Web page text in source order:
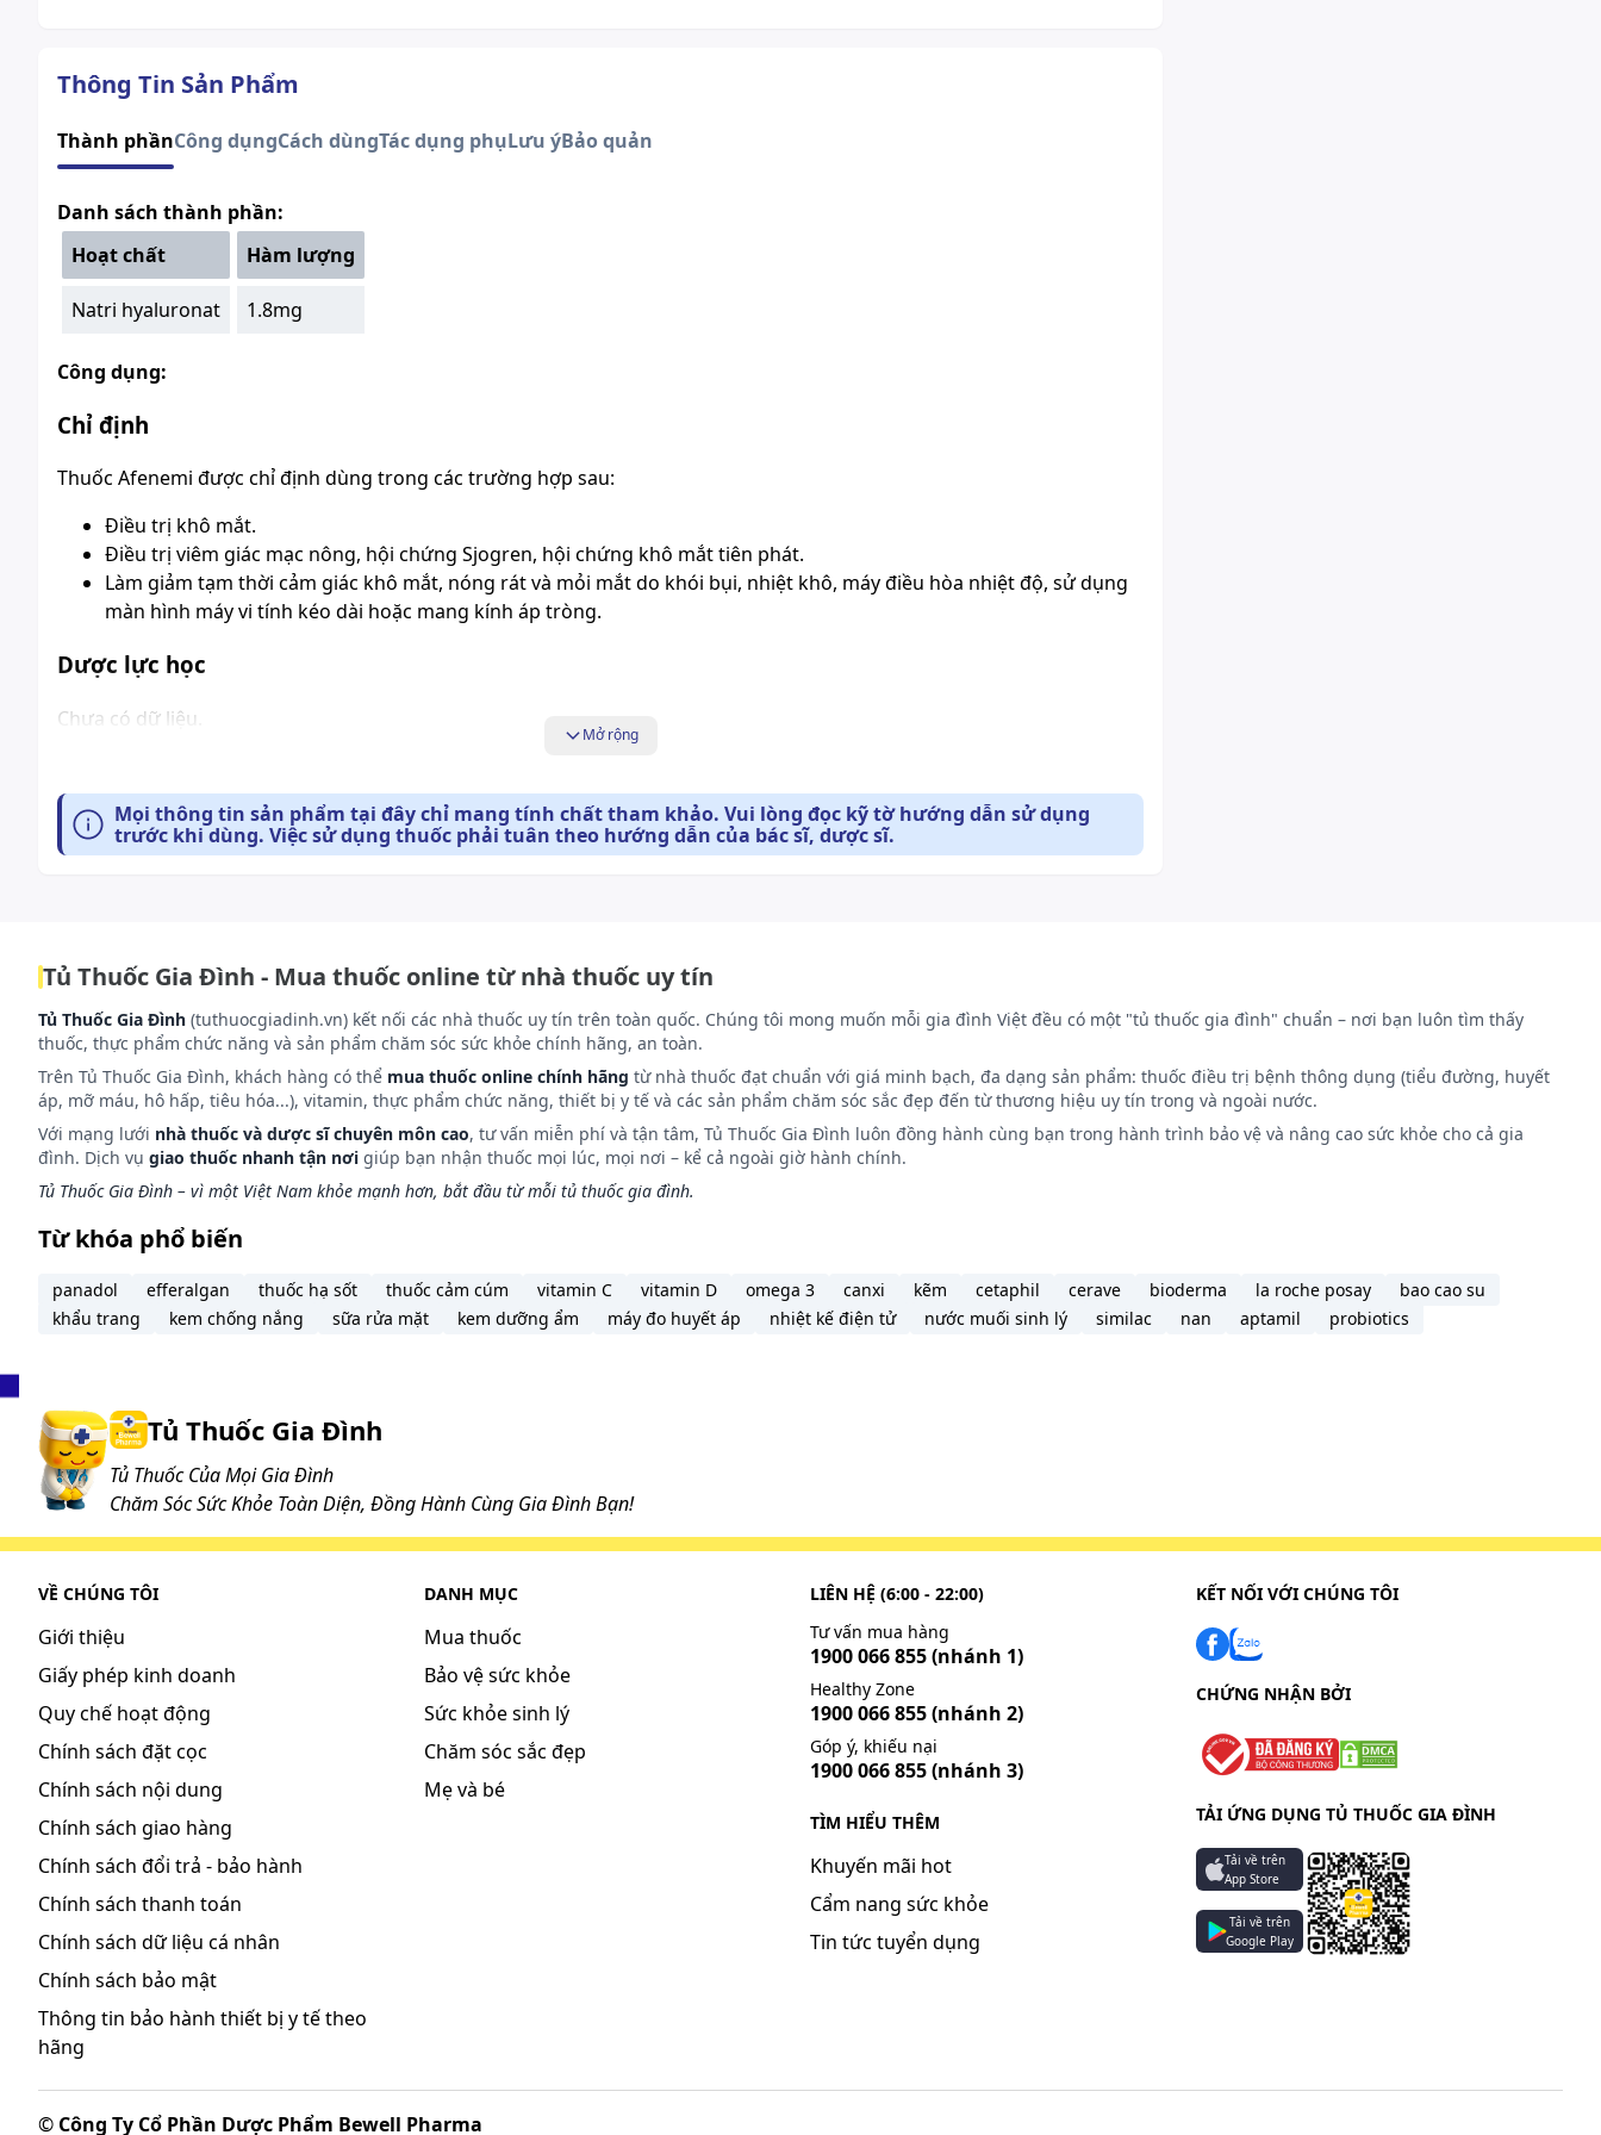
Thông Tin Sản Phẩm
Thành phầnCông dụngCách dùngTác dụng phụLưu ýBảo quản
Danh sách thành phần:
Hoạt chất
Hàm lượng
Natri hyaluronat 1.8mg
Công dụng:
Chỉ định
Thuốc Afenemi được chỉ định dùng trong các trường hợp sau:
Điều trị khô mắt.
Điều trị viêm giác mạc nông, hội chứng Sjogren, hội chứng khô mắt tiên phát.
Làm giảm tạm thời cảm giác khô mắt, nóng rát và mỏi mắt do khói bụi, nhiệt khô, máy điều hòa nhiệt độ, sử dụng
màn hình máy vi tính kéo dài hoặc mang kính áp tròng.
Dược lực học
Chưa có dữ liệu.
Chưa có dữ liệu.
Thuốc dùng nhỏ mắt.
Liều dùng
Liều dùng cụ thể tùy thuộc vào thể trạng và mức độ diễn tiến của bệnh. Để có liều dùng phù hợp, bạn cần tham khảo ý
kiến bác sĩ hoặc chuyên viên y tế.
Làm gì khi dùng quá liều?
Trong trường hợp khẩn cấp, hãy gọi ngay cho Trung tâm cấp cứu 115 hoặc đến trạm Y tế địa phương gần nhất.
Bổ sung liều ngay khi nhớ ra. Tuy nhiên, nếu thời gian giãn cách với liều tiếp theo quá ngắn thì bỏ qua liều đã quên và
Thông báo cho thầy thuốc các tác dụng không mong muốn gặp phải khi sử dụng thuốc.
Những lưu ý khi sử dụng:
Trước khi sử dụng thuốc bạn cần đọc kỹ hướng dẫn sử dụng và tham khảo thông tin bên dưới.
Chống chỉ định
Thuốc Afenemi chống chỉ định trong các trường hợp sau:
Thận trọng khi sử dụng
Vui lòng xem thêm các thông tin về thuốc trong tờ hướng dẫn sử dụng thuốc đính kèm sản phẩm.
Ảnh hưởng của thuốc lên khả năng lái xe và vận hành máy móc
Chưa rõ ảnh hưởng của thuốc.
Sử dụng thuốc cho phụ nữ trong thời kỳ mang thai và cho con bú
Tuân theo chỉ định từ bác sĩ. Chỉ nên dùng thuốc khi lợi ích vượt trội nguy cơ có thể xảy ra.
Tương tác thuốc có thể ảnh hưởng đến hoạt động của thuốc hoặc gây ra các tác dụng phụ.
Mở rộng
Mọi thông tin sản phẩm tại đây chỉ mang tính chất tham khảo. Vui lòng đọc kỹ tờ hướng dẫn sử dụng
trước khi dùng. Việc sử dụng thuốc phải tuân theo hướng dẫn của bác sĩ, dược sĩ.
Tủ Thuốc Gia Đình - Mua thuốc online từ nhà thuốc uy tín
Tủ Thuốc Gia Đình (tuthuocgiadinh.vn) kết nối các nhà thuốc uy tín trên toàn quốc. Chúng tôi mong muốn mỗi gia đình Việt đều có một "tủ thuốc gia đình" chuẩn – nơi bạn luôn tìm thấy
thuốc, thực phẩm chức năng và sản phẩm chăm sóc sức khỏe chính hãng, an toàn.
Trên Tủ Thuốc Gia Đình, khách hàng có thể mua thuốc online chính hãng từ nhà thuốc đạt chuẩn với giá minh bạch, đa dạng sản phẩm: thuốc điều trị bệnh thông dụng (tiểu đường, huyết
áp, mỡ máu, hô hấp, tiêu hóa...), vitamin, thực phẩm chức năng, thiết bị y tế và các sản phẩm chăm sóc sắc đẹp đến từ thương hiệu uy tín trong và ngoài nước.
Với mạng lưới nhà thuốc và dược sĩ chuyên môn cao, tư vấn miễn phí và tận tâm, Tủ Thuốc Gia Đình luôn đồng hành cùng bạn trong hành trình bảo vệ và nâng cao sức khỏe cho cả gia
đình. Dịch vụ giao thuốc nhanh tận nơi giúp bạn nhận thuốc mọi lúc, mọi nơi – kể cả ngoài giờ hành chính.
Tủ Thuốc Gia Đình – vì một Việt Nam khỏe mạnh hơn, bắt đầu từ mỗi tủ thuốc gia đình.
Từ khóa phổ biến
panadol efferalgan thuốc hạ sốt thuốc cảm cúm vitamin C vitamin D omega 3 canxi kẽm cetaphil cerave bioderma la roche posay
bao cao su
khẩu trang
kem chống nắng sữa rửa mặt kem dưỡng ẩm máy đo huyết áp nhiệt kế điện tử nước muối sinh lý similac nan aptamil probiotics
Tủ Thuốc Gia Đình
Tủ Thuốc Của Mọi Gia Đình
Chăm Sóc Sức Khỏe Toàn Diện, Đồng Hành Cùng Gia Đình Bạn!
VỀ CHÚNG TÔI
Giới thiệu
Giấy phép kinh doanh
Quy chế hoạt động
Chính sách đặt cọc
Chính sách nội dung
Chính sách giao hàng
Chính sách đổi trả - bảo hành
Chính sách thanh toán
Chính sách dữ liệu cá nhân
Chính sách bảo mật
Thông tin bảo hành thiết bị y tế theo
hãng
DANH MỤC
Mua thuốc
Bảo vệ sức khỏe
Sức khỏe sinh lý
Chăm sóc sắc đẹp
Mẹ và bé
LIÊN HỆ (6:00 - 22:00)
Tư vấn mua hàng
1900 066 855(nhánh 1)
Healthy Zone
1900 066 855(nhánh 2)
Góp ý, khiếu nại
1900 066 855(nhánh 3)
TÌM HIỂU THÊM
Khuyến mãi hot
Cẩm nang sức khỏe
Tin tức tuyển dụng
KẾT NỐI VỚI CHÚNG TÔI
CHỨNG NHẬN BỞI
TẢI ỨNG DỤNG TỦ THUỐC GIA ĐÌNH
Tải về trên
App Store
Tải về trên
Google Play
© Công Ty Cổ Phần Dược Phẩm Bewell Pharma